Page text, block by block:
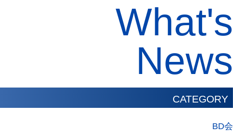
What's
News
CATEGORY
BD会